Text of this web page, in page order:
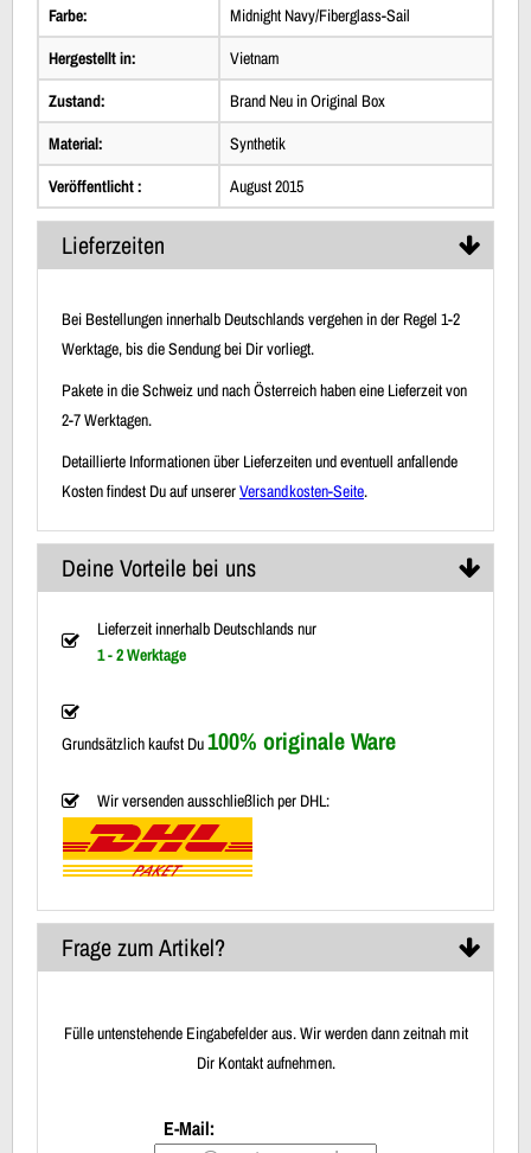
Farbe:
Midnight Navy/Fiberglass-Sail
Hergestellt in:
Vietnam
Zustand:
Brand Neu in Original Box
Material:
Synthetik
Veröffentlicht :
August 2015
Lieferzeiten
Bei Bestellungen innerhalb Deutschlands vergehen in der Regel 1-2
Werktage, bis die Sendung bei Dir vorliegt.
Pakete in die Schweiz und nach Österreich haben eine Lieferzeit von
2-7 Werktagen.
Detaillierte Informationen über Lieferzeiten und eventuell anfallende
Kosten findest Du auf unsererVersandkosten-Seite.
Deine Vorteile bei uns
Lieferzeit innerhalb Deutschlands nur
1 - 2 Werktage
Grundsätzlich kaufst Du100% originale Ware
Wir versenden ausschließlich per DHL:
Frage zum Artikel?
Fülle untenstehende Eingabefelder aus. Wir werden dann zeitnah mit
Dir Kontakt aufnehmen.
E-Mail: